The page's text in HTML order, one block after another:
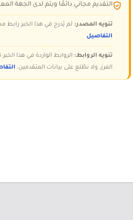
التقديم مجاني دائمًا ويتم لدى الجهة
تنويه المصدر: لم يُدرج في هذا الخبر رابط
التفاصيل
تنويه الروابط: الروابط الواردة في هذا
الفرز، ولا نطّلع على بيانات المتقدمين.